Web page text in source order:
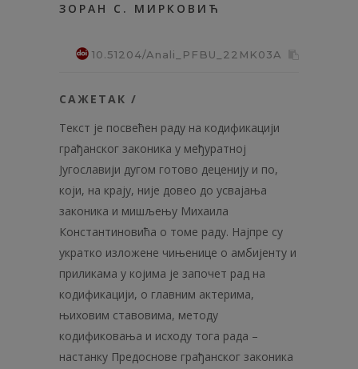
ЗОРАН С. МИРКОВИЋ
10.51204/Anali_PFBU_22MK03A
САЖЕТАК /
Текст је посвећен раду на кодификацији
грађанског законика у међуратној
Југославији дугом готово деценију и по,
који, на крају, није довео до усвајања
законика и мишљењу Михаила
Константиновића о томе раду. Најпре су
укратко изложене чињенице о амбијенту и
приликама у којима је започет рад на
кодификацији, о главним актерима,
њиховим ставовима, методу
кодификовања и исходу тога рада –
настанку Предоснове грађанског законика